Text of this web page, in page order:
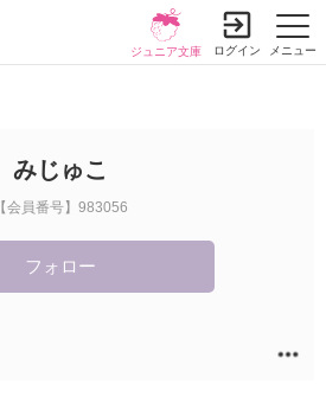
メニュー
ジュニア文庫 ログイン
みじゅこ
【会員番号】983056
フォロー